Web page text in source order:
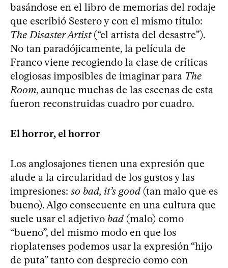
basándose en el libro de memorias del rodaje
que escribió Sestero y con el mismo título:
The Disaster Artist(“el artista del desastre”).
No tan paradójicamente, la película de
Franco viene recogiendo la clase de críticas
elogiosas imposibles de imaginar para The
Room, aunque muchas de las escenas de esta
fueron reconstruidas cuadro por cuadro.
El horror, el horror
Los anglosajones tienen una expresión que
alude a la circularidad de los gustos y las
impresiones: so bad, it’s good (tan malo que es
bueno). Algo consecuente en una cultura que
suele usar el adjetivo bad (malo) como
“bueno”, del mismo modo en que los
rioplatenses podemos usar la expresión “hijo
de puta” tanto con desprecio como con